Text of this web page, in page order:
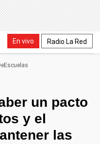
En vivo Radio La Red
un pacto
y el
las